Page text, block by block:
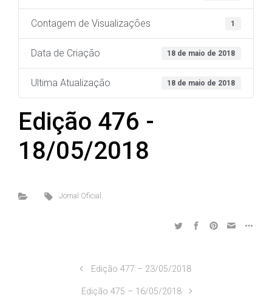
Contagem de Visualizações 1
Data de Criação 18 de maio de 2018
Ultima Atualização 18 de maio de 2018
Edição 476 -
18/05/2018
Jornal Oficial
Edição 477 – 23/05/2018
Edição 475 – 16/05/2018